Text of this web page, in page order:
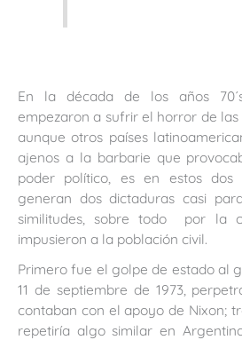
En la década de los años
empezaron a sufrir el horror de
aunque otros países
ajenos a la barbarie que
poder político, es en estos dos
generan dos dictaduras casi
similitudes, sobre todo por la
impusieron a la población civil.
Primero fue el golpe de estado al
11 de septiembre de 1973,
contaban con el apoyo de Nixon;
repetiría algo similar en